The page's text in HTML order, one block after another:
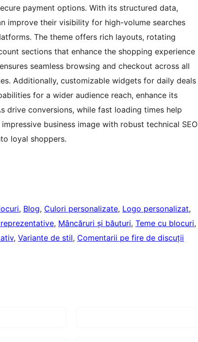
payment options. With its structured data,
improve their visibility for high-volume searches
The theme offers rich layouts, rotating
sections that enhance the shopping experience
seamless browsing and checkout across all
Additionally, customizable widgets for daily deals
for a wider audience reach, enhance its
drive conversions, while fast loading times help
business image with robust technical SEO
loyal shoppers.
, Blog, Culori personalizate, Logo personalizat
, Mâncăruri și băuturi, Teme cu blocuri
, Variante de stil, Comentarii pe fire de discuții